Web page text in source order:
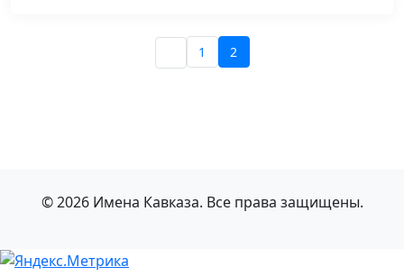
1 2
© 2026 Имена Кавказа. Все права защищены.